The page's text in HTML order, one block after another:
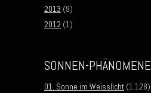
2013 (9)
2012 (1)
SONNEN-PHÄNOMENE
01. Sonne im Weisslicht (1.128)